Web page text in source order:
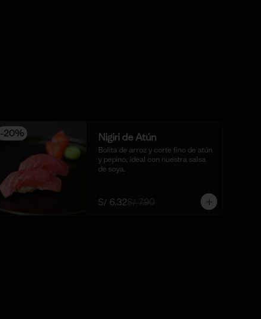
-20% Nigiri de Atún
Bolita de arroz y corte fino de atún
y pepino, ideal con nuestra salsa
de soya.
S/ 6.32S/ 7.90